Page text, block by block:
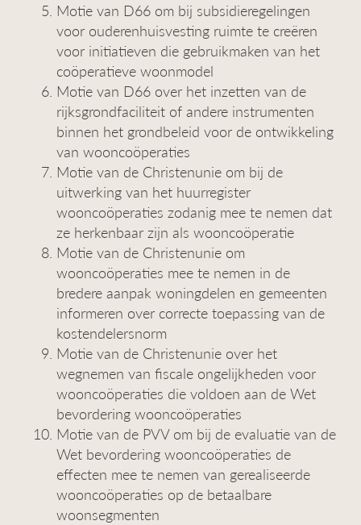
Motie van D66 om bij subsidieregelingen
voor ouderenhuisvesting ruimte te creëren
voor initiatieven die gebruikmaken van het
coöperatieve woonmodel
Motie van D66 over het inzetten van de
rijksgrondfaciliteit of andere instrumenten
binnen het grondbeleid voor de ontwikkeling
van wooncoöperaties
Motie van de Christenunie om bij de
uitwerking van het huurregister
wooncoöperaties zodanig mee te nemen dat
ze herkenbaar zijn als wooncoöperatie
Motie van de Christenunie om
wooncoöperaties mee te nemen in de
bredere aanpak woningdelen en gemeenten
informeren over correcte toepassing van de
kostendelersnorm
Motie van de Christenunie over het
wegnemen van fiscale ongelijkheden voor
wooncoöperaties die voldoen aan de Wet
bevordering wooncoöperaties
Motie van de PVV om bij de evaluatie van de
Wet bevordering wooncoöperaties de
effecten mee te nemen van gerealiseerde
wooncoöperaties op de betaalbare
woonsegmenten